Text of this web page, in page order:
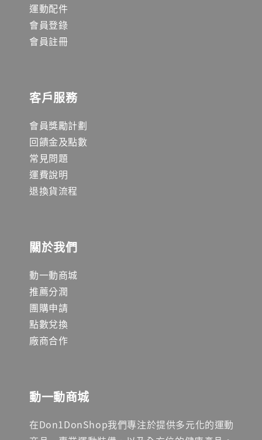
運動配件
會員登錄
會員註冊
客戶服務
會員獎勵計劃
回饋金及點數
常見問題
運費說明
退換貨流程
關於我們
動一動商城
推薦分潤
團購申請
點數兌換
廠商合作
動一動商城
在Don1DonShop我們專注於提供多元化的運動